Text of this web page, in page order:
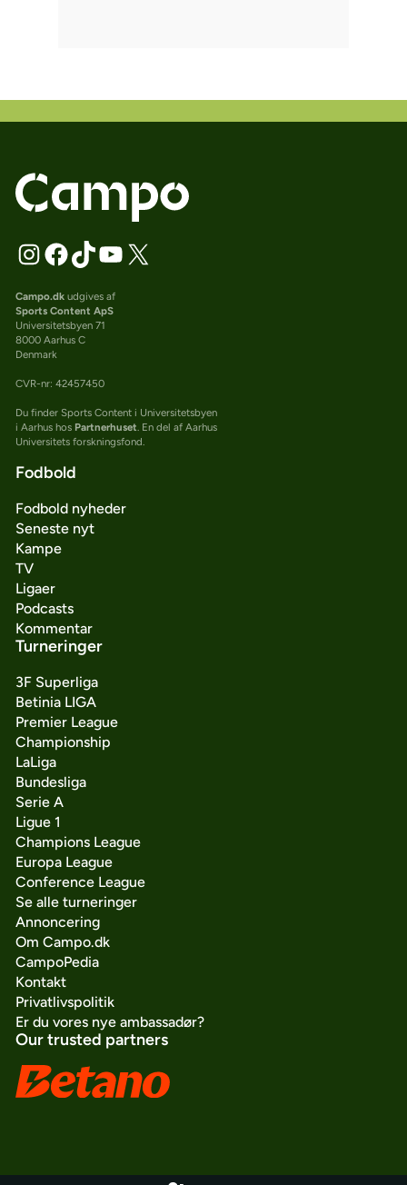
Campo.dkudgives af
Sports Content ApS
Universitetsbyen 71
8000 Aarhus C
Denmark
CVR-nr: 42457450
Du finder Sports Content i Universitetsbyen
i Aarhus hos Partnerhuset. En del af Aarhus
Universitets forskningsfond.
Fodbold
Fodbold nyheder
Seneste nyt
Kampe
TV
Ligaer
Podcasts
Kommentar
Turneringer
3F Superliga
Betinia LIGA
Premier League
Championship
LaLiga
Bundesliga
Serie A
Ligue 1
Champions League
Europa League
Conference League
Se alle turneringer
Annoncering
Om Campo.dk
CampoPedia
Kontakt
Privatlivspolitik
Er du vores nye ambassadør?
Our trusted partners